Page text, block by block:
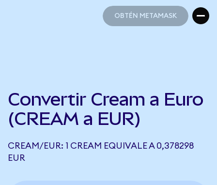
OBTÉN METAMASK
Convertir Cream a Euro
(CREAM a EUR)
CREAM/EUR: 1 CREAM EQUIVALE A 0,378298
EUR